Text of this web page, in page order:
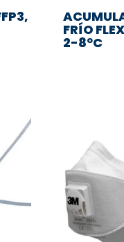
FRÍO
2-8ºC